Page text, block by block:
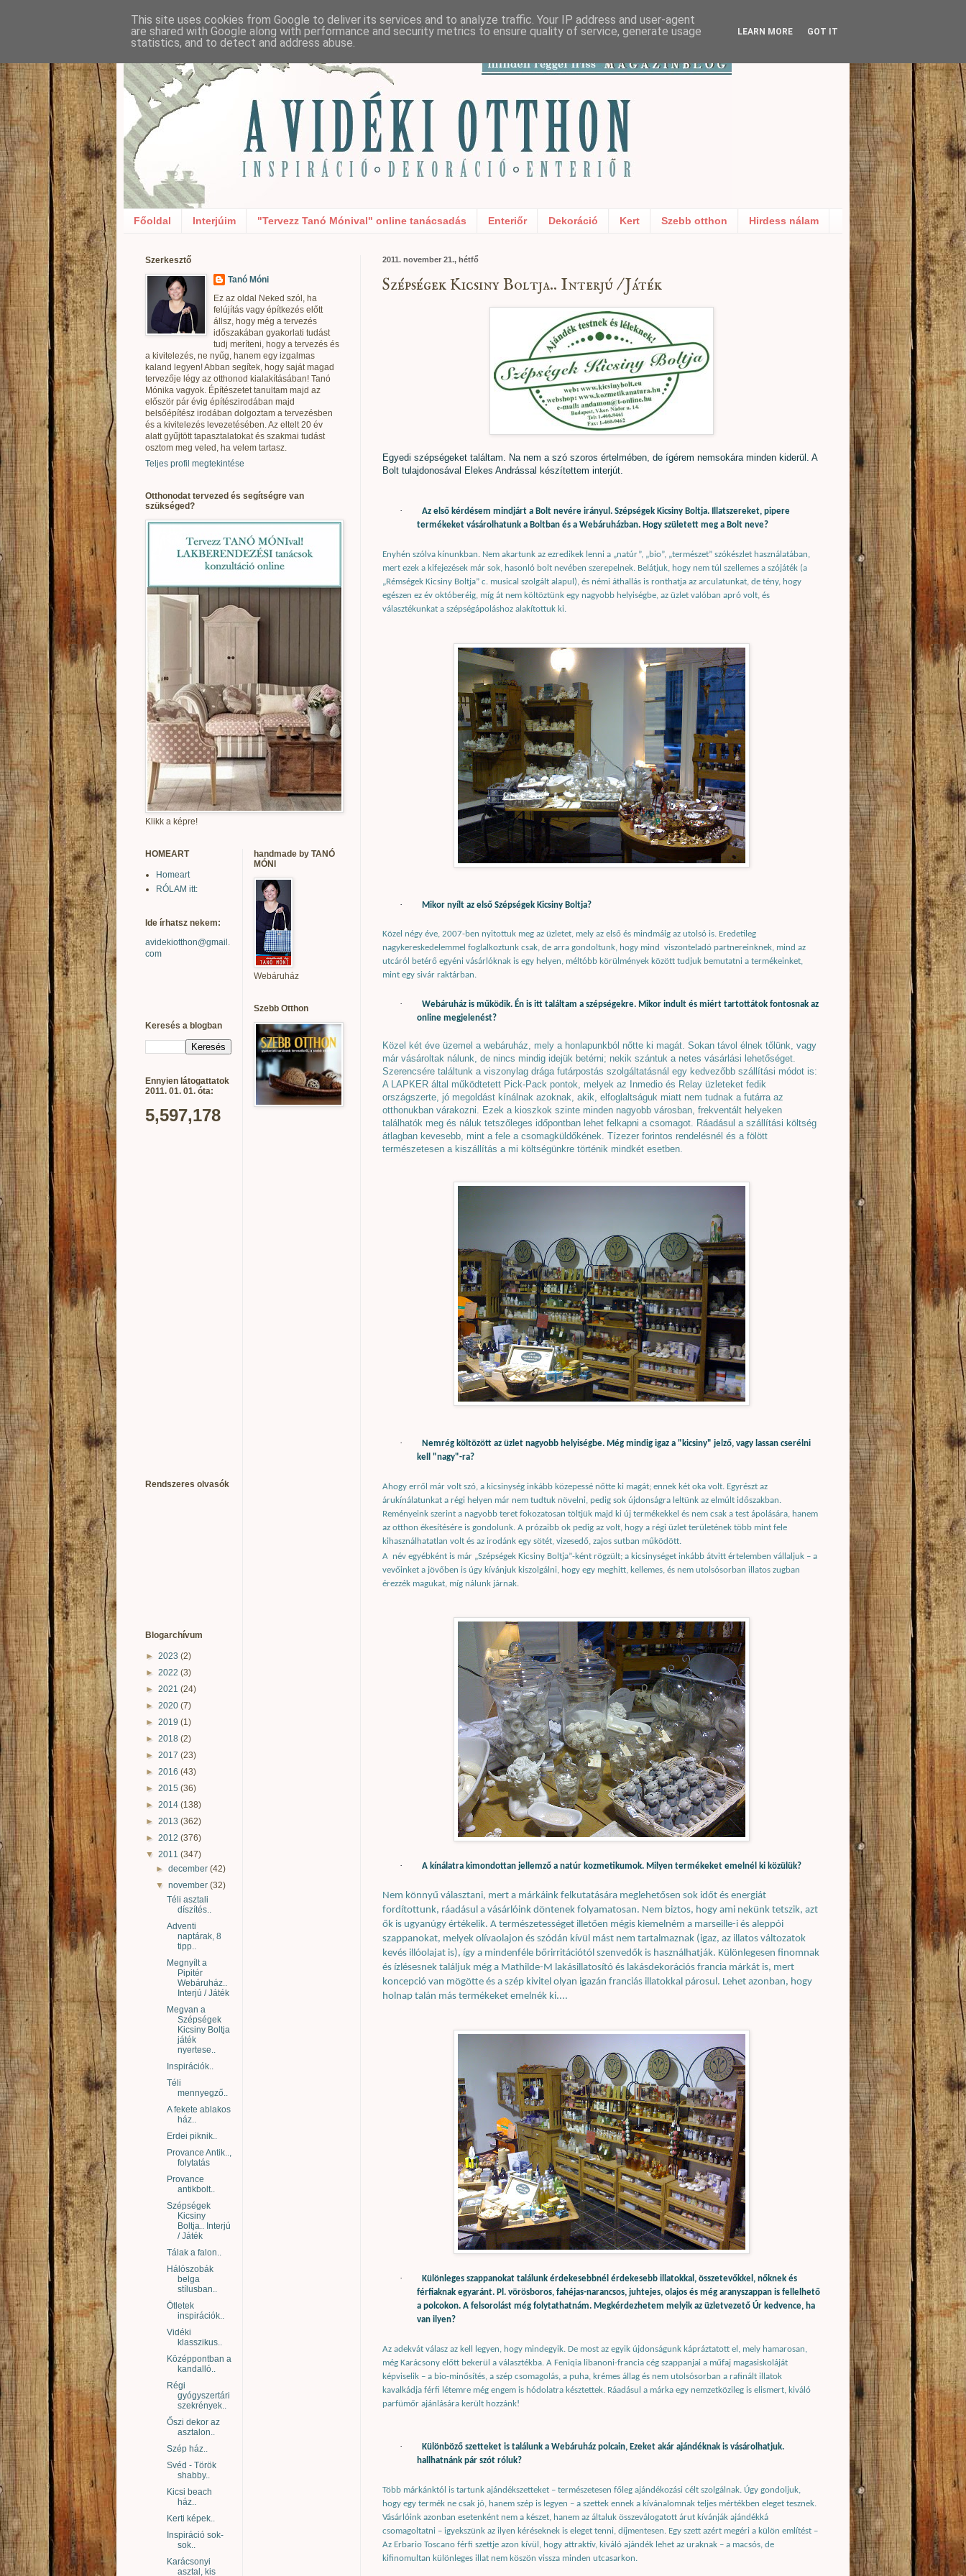
Főoldal Interjúim "Tervezz Tanó Mónival" online tanácsadás Enteriőr Dekoráció Kert Szebb otthon Hirdess nálam
2011. november 21., hétfő
Szépségek Kicsiny Boltja.. Interjú / Játék
Egyedi szépségeket találtam. Na nem a szó szoros értelmében, de ígérem nemsokára minden kiderül. A
Bolt tulajdonosával Elekes Andrással készítettem interjút.
·
Az első kérdésem mindjárt a Bolt nevére irányul. Szépségek Kicsiny Boltja. Illatszereket, pipere
termékeket vásárolhatunk a Boltban és a Webáruházban. Hogy született meg a Bolt neve?
Enyhén szólva kínunkban. Nem akartunk az ezredikek lenni a „natúr”, „bio”, „természet” szókészlet használatában,
mert ezek a kifejezések már sok, hasonló bolt nevében szerepelnek. Belátjuk, hogy nem túl szellemes a szójáték (a
„Rémségek Kicsiny Boltja” c. musical szolgált alapul), és némi áthallás is ronthatja az arculatunkat, de tény, hogy
egészen ez év októberéig, míg át nem költöztünk egy nagyobb helyiségbe, az üzlet valóban apró volt, és
választékunkat a szépségápoláshoz alakítottuk ki.
· Mikor nyílt az első Szépségek Kicsiny Boltja?
Közel négy éve, 2007-ben nyitottuk meg az üzletet, mely az első és mindmáig az utolsó is. Eredetileg
nagykereskedelemmel foglalkoztunk csak, de arra gondoltunk, hogy mind
viszonteladó partnereinknek, mind az
utcáról betérő egyéni vásárlóknak is egy helyen, méltóbb körülmények között tudjuk bemutatni a termékeinket,
mint egy sivár raktárban.
·
Webáruház is működik. Én is itt találtam a szépségekre. Mikor indult és miért tartottátok fontosnak az
online megjelenést?
Közel két éve üzemel a webáruház, mely a honlapunkból nőtte ki magát. Sokan távol élnek tőlünk, vagy
már vásároltak nálunk, de nincs mindig idejük betérni; nekik szántuk a netes vásárlási lehetőséget.
Szerencsére találtunk a viszonylag drága futárpostás szolgáltatásnál egy kedvezőbb szállítási módot is:
A LAPKER által működtetett Pick-Pack pontok, melyek az Inmedio és Relay üzleteket fedik
országszerte, jó megoldást kínálnak azoknak, akik, elfoglaltságuk miatt nem tudnak a futárra az
otthonukban várakozni. Ezek a kioszkok szinte minden nagyobb városban, frekventált helyeken
találhatók meg és náluk tetszőleges időpontban lehet felkapni a csomagot. Ráadásul a szállítási költség
átlagban kevesebb, mint a fele a csomagküldőkének. Tízezer forintos rendelésnél és a fölött
természetesen a kiszállítás a mi költségünkre történik mindkét esetben.
·
Nemrég költözött az üzlet nagyobb helyiségbe. Még mindig igaz a "kicsiny" jelző, vagy lassan cserélni
kell "nagy"-ra?
Ahogy erről már volt szó, a kicsinység inkább közepessé nőtte ki magát; ennek két oka volt. Egyrészt az
árukínálatunkat a régi helyen már nem tudtuk növelni, pedig sok újdonságra leltünk az elmúlt időszakban.
Reményeink szerint a nagyobb teret fokozatosan töltjük majd ki új termékekkel és nem csak a test ápolására, hanem
az otthon ékesítésére is gondolunk. A prózaibb ok pedig az volt, hogy a régi üzlet területének több mint fele
kihasználhatatlan volt és az irodánk egy sötét, vizesedő, zajos sutban működött.
A
név egyébként is már „Szépségek Kicsiny Boltja”-ként rögzült; a kicsinységet inkább átvitt értelemben vállaljuk – a
vevőinket a jövőben is úgy kívánjuk kiszolgálni, hogy egy meghitt, kellemes, és nem utolsósorban illatos zugban
érezzék magukat, míg nálunk járnak.
· A kínálatra kimondottan jellemző a natúr kozmetikumok. Milyen termékeket emelnél ki közülük?
Nem könnyű választani, mert a márkáink felkutatására meglehetősen sok időt és energiát
fordítottunk, ráadásul a vásárlóink döntenek folyamatosan. Nem biztos, hogy ami nekünk tetszik, azt
ők is ugyanúgy értékelik. A természetességet illetően mégis kiemelném a marseille-i és aleppói
szappanokat, melyek olívaolajon és szódán kívül mást nem tartalmaznak (igaz, az illatos változatok
kevés illóolajat is), így a mindenféle bőrirritációtól szenvedők is használhatják. Különlegesen finomnak
és ízlésesnek találjuk még a Mathilde-M lakásillatosító és lakásdekorációs francia márkát is, mert
koncepció van mögötte és a szép kivitel olyan igazán franciás illatokkal párosul. Lehet azonban, hogy
holnap talán más termékeket emelnék ki....
·
Különleges szappanokat találunk érdekesebbnél érdekesebb illatokkal, összetevőkkel, nőknek és
férfiaknak egyaránt. Pl. vörösboros, fahéjas-narancsos, juhtejes, olajos és még aranyszappan is fellelhető
a polcokon. A felsorolást még folytathatnám. Megkérdezhetem melyik az üzletvezető Úr kedvence, ha
van ilyen?
Az adekvát válasz az kell legyen, hogy mindegyik. De most az egyik újdonságunk kápráztatott el, mely hamarosan,
még Karácsony előtt bekerül a választékba. A Feniqia libanoni-francia cég szappanjai a műfaj magasiskoláját
képviselik – a bio-minősítés, a szép csomagolás, a puha, krémes állag és nem utolsósorban a rafinált illatok
kavalkádja férfi létemre még engem is hódolatra késztettek. Ráadásul a márka egy nemzetközileg is elismert, kiváló
parfümőr ajánlására került hozzánk!
·
Különböző szetteket is találunk a Webáruház polcain, Ezeket akár ajándéknak is vásárolhatjuk.
hallhatnánk pár szót róluk?
Több márkánktól is tartunk ajándékszetteket – természetesen főleg ajándékozási célt szolgálnak. Úgy gondoljuk,
hogy egy termék ne csak jó, hanem szép is legyen – a szettek ennek a kívánalomnak teljes mértékben eleget tesznek.
Vásárlóink azonban esetenként nem a készet, hanem az általuk összeválogatott árut kívánják ajándékká
csomagoltatni – igyekszünk az ilyen kéréseknek is eleget tenni, díjmentesen. Egy szett azért megéri a külön említést –
Az Erbario Toscano férfi szettje azon kívül, hogy attraktív, kiváló ajándék lehet az uraknak – a macsós, de
kifinomultan különleges illat nem köszön vissza minden utcasarkon.
Szerkesztő
Tanó Móni
Ez az oldal Neked szól, ha
felújítás vagy építkezés előtt
állsz, hogy még a tervezés
időszakában gyakorlati tudást
tudj meríteni, hogy a tervezés és
a kivitelezés, ne nyűg, hanem egy izgalmas
kaland legyen! Abban segítek, hogy saját magad
tervezője légy az otthonod kialakításában! Tanó
Mónika vagyok. Építészetet tanultam majd az
először pár évig építészirodában majd
belsőépítész irodában dolgoztam a tervezésben
és a kivitelezés levezetésében. Az eltelt 20 év
alatt gyűjtött tapasztalatokat és szakmai tudást
osztom meg veled, ha velem tartasz.
Teljes profil megtekintése
Otthonodat tervezed és segítségre van
szükséged?
Klikk a képre!
HOMEART
Homeart
RÓLAM itt:
Ide írhatsz nekem:
avidekiotthon@gmail.
com
Keresés a blogban
Ennyien látogattatok
2011. 01. 01. óta:
5,597,178
Rendszeres olvasók
Blogarchívum
► 2023 (2)
► 2022 (3)
► 2021 (24)
► 2020 (7)
► 2019 (1)
► 2018 (2)
► 2017 (23)
► 2016 (43)
► 2015 (36)
► 2014 (138)
► 2013 (362)
► 2012 (376)
▼ 2011 (347)
►december(42)
▼november(32)
Téli asztali
díszítés..
Adventi
naptárak, 8
tipp..
Megnyílt a
Pipitér
Webáruház..
Interjú / Játék
Megvan a
Szépségek
Kicsiny Boltja
játék
nyertese..
Inspirációk..
Téli
mennyegző..
A fekete ablakos
ház..
Erdei piknik..
Provance Antik..,
folytatás
Provance
antikbolt..
Szépségek
Kicsiny
Boltja.. Interjú
/ Játék
Tálak a falon..
Hálószobák
belga
stílusban..
Ötletek
inspirációk..
Vidéki
klasszikus..
Középpontban a
kandalló..
Régi
gyógyszertári
szekrények..
Őszi dekor az
asztalon..
Szép ház..
Svéd - Török
shabby..
Kicsi beach
ház..
Kerti képek..
Inspiráció sok-
sok..
Karácsonyi
asztal, kis
handmade by TANÓ
MÓNI
Webáruház
Szebb Otthon
This site uses cookies from Google to deliver its services and to analyze traffic. Your IP address and user-agent
are shared with Google along with performance and security metrics to ensure quality of service, generate usage
statistics, and to detect and address abuse.
LEARN MORE GOT IT